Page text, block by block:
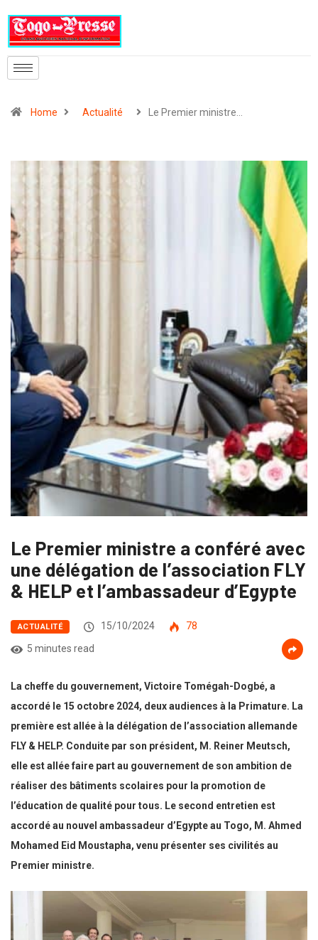
Home Actualité Le Premier ministre…
Le Premier ministre a conféré avec
une délégation de l’association FLY
& HELP et l’ambassadeur d’Egypte
ACTUALITÉ 15/10/2024
78
5 minutes read
La cheffe du gouvernement, Victoire Tomégah-Dogbé, a
accordé le 15 octobre 2024, deux audiences à la Primature. La
première est allée à la délégation de l’association allemande
FLY & HELP. Conduite par son président, M. Reiner Meutsch,
elle est allée faire part au gouvernement de son ambition de
réaliser des bâtiments scolaires pour la promotion de
l’éducation de qualité pour tous. Le second entretien est
accordé au nouvel ambassadeur d’Egypte au Togo, M. Ahmed
Mohamed Eid Moustapha, venu présenter ses civilités au
Premier ministre.